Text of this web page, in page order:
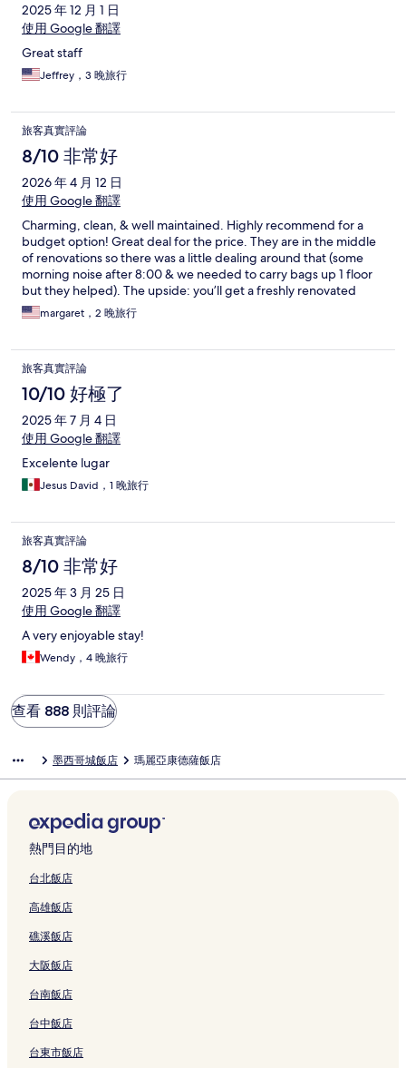
2025 年 12 月 1 日
使用 Google 翻譯
Great staff
Jeffrey，3 晚旅行
旅客真實評論
8/10 非常好
2026 年 4 月 12 日
使用 Google 翻譯
Charming, clean, & well maintained. Highly recommend for a
budget option! Great deal for the price. They are in the middle
of renovations so there was a little dealing around that (some
morning noise after 8:00 & we needed to carry bags up 1 floor
but they helped). The upside: you’ll get a freshly renovated
space with beautiful bathrooms. Cooked to order breakfast on
rooftop terrace by friendly staff. (Still under renovation but fine
margaret，2 晚旅行
旅客真實評論
10/10 好極了
2025 年 7 月 4 日
使用 Google 翻譯
Excelente lugar
Jesus David，1 晚旅行
旅客真實評論
8/10 非常好
2025 年 3 月 25 日
使用 Google 翻譯
A very enjoyable stay!
Wendy，4 晚旅行
查看 888 則評論
墨西哥城飯店 瑪麗亞康德薩飯店
熱門目的地
台北飯店
高雄飯店
礁溪飯店
大阪飯店
台南飯店
台中飯店
台東市飯店